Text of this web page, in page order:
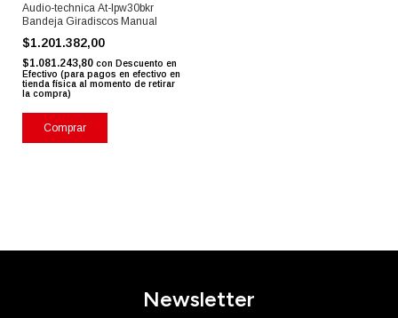
Audio-technica At-lpw30bkr
Bandeja Giradiscos Manual
$1.201.382,00
$1.081.243,80 con Descuento en
Efectivo (para pagos en efectivo en
tienda física al momento de retirar
la compra)
Comprar
Newsletter